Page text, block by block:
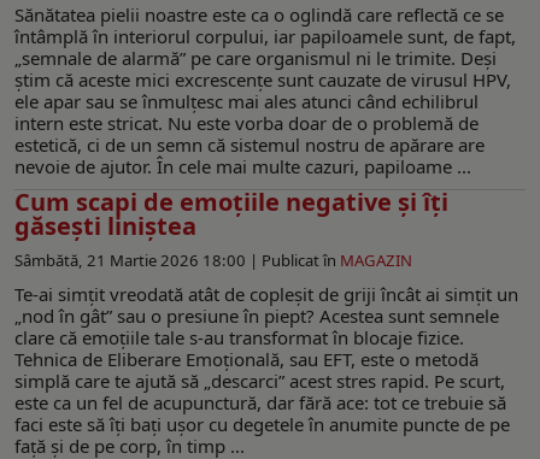
Sănătatea pielii noastre este ca o oglindă care reflectă ce se
întâmplă în interiorul corpului, iar papiloamele sunt, de fapt,
„semnale de alarmă” pe care organismul ni le trimite. Deși
știm că aceste mici excrescențe sunt cauzate de virusul HPV,
ele apar sau se înmulțesc mai ales atunci când echilibrul
intern este stricat. Nu este vorba doar de o problemă de
estetică, ci de un semn că sistemul nostru de apărare are
nevoie de ajutor. În cele mai multe cazuri, papiloame ...
Cum scapi de emoțiile negative și îți
găsești liniștea
Sâmbătă, 21 Martie 2026 18:00 | Publicat în MAGAZIN
Te-ai simțit vreodată atât de copleșit de griji încât ai simțit un
„nod în gât” sau o presiune în piept? Acestea sunt semnele
clare că emoțiile tale s-au transformat în blocaje fizice.
Tehnica de Eliberare Emoțională, sau EFT, este o metodă
simplă care te ajută să „descarci” acest stres rapid. Pe scurt,
este ca un fel de acupunctură, dar fără ace: tot ce trebuie să
faci este să îți bați ușor cu degetele în anumite puncte de pe
față și de pe corp, în timp ...